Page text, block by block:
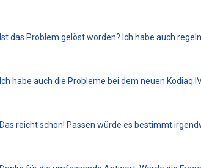
Ist das Problem gelöst worden? Ich habe auch
Ich habe auch die Probleme bei dem neuen Kodiaq
Das reicht schon! Passen würde es bestimmt